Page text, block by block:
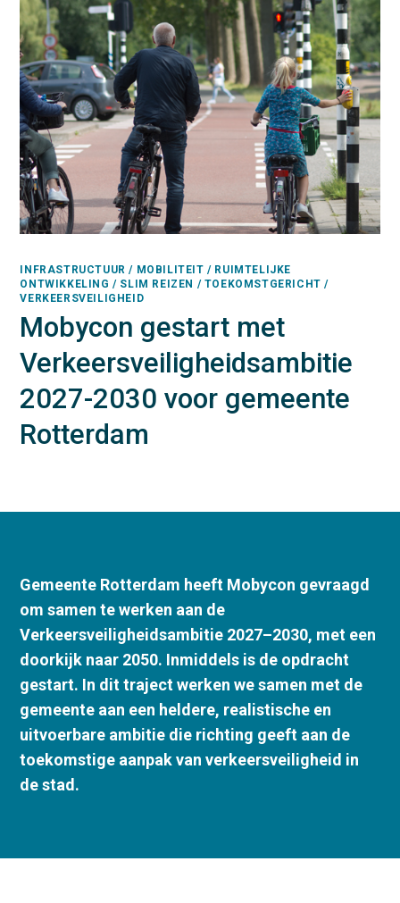
INFRASTRUCTUUR / MOBILITEIT / RUIMTELIJKE
ONTWIKKELING / SLIM REIZEN / TOEKOMSTGERICHT /
VERKEERSVEILIGHEID
Mobycon gestart met
Verkeersveiligheidsambitie
2027-2030 voor gemeente
Rotterdam
Gemeente Rotterdam heeft Mobycon gevraagd
om samen te werken aan de
Verkeersveiligheidsambitie 2027–2030, met een
doorkijk naar 2050. Inmiddels is de opdracht
gestart. In dit traject werken we samen met de
gemeente aan een heldere, realistische en
uitvoerbare ambitie die richting geeft aan de
toekomstige aanpak van verkeersveiligheid in
de stad.